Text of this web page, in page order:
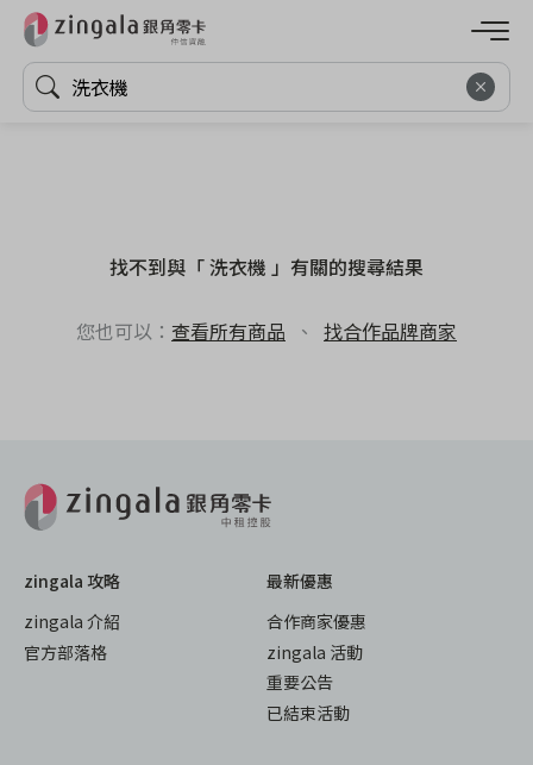
找不到與「 洗衣機 」有關的搜尋結果
您也可以： 查看所有商品 、 找合作品牌商家
zingala 攻略
zingala 介紹
官方部落格
最新優惠
合作商家優惠
zingala 活動
重要公告
已結束活動